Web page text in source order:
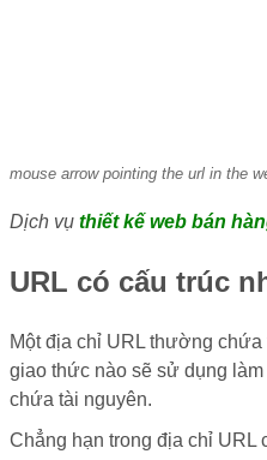
mouse arrow pointing the url in the
Dịch vụ thiết kế web bán
URL có cấu trúc
Một địa chỉ URL thường
giao thức nào sẽ sử dụng
chứa tài nguyên.
Chẳng hạn trong địa chỉ URL